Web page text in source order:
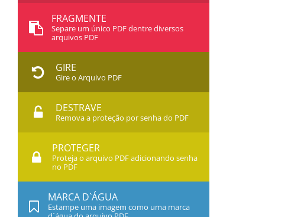
FRAGMENTE
Separe um único PDF dentre diversos
arquivos PDF
GIRE
Gire o Arquivo PDF
DESTRAVE
Remova a proteção por senha do PDF
PROTEGER
Proteja o arquivo PDF adicionando senha
no PDF
MARCA D`ÁGUA
Estampe uma imagem como uma marca